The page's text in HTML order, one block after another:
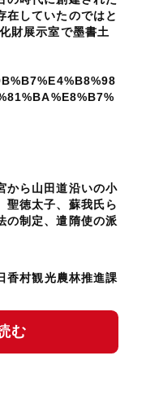
在していたのではと
財展示室で墨書土
から山田道沿いの小
聖徳太子、蘇我氏ら
の制定、遣隋使の派
香村観光農林推進課
む